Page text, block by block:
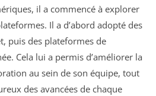
il a commencé à explorer
Il a d’abord adopté des
puis des plateformes de
Cela lui a permis d’améliorer la
au sein de son équipe, tout
des avancées de chaque